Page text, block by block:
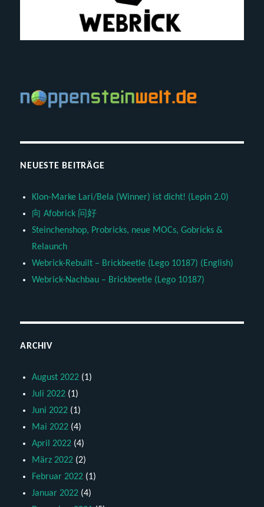
NEUESTE BEITRÄGE
Klon-Marke Lari/Bela (Winner) ist dicht! (Lepin 2.0)
向 Afobrick 问好
Steinchenshop, Probricks, neue MOCs, Gobricks &
Relaunch
Webrick-Rebuilt – Brickbeetle (Lego 10187) (English)
Webrick-Nachbau – Brickbeetle (Lego 10187)
ARCHIV
August 2022 (1)
Juli 2022 (1)
Juni 2022 (1)
Mai 2022 (4)
April 2022 (4)
März 2022 (2)
Februar 2022 (1)
Januar 2022 (4)